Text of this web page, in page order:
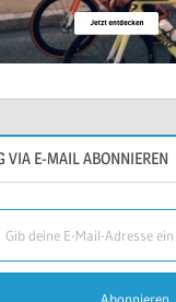
VIA E-MAIL ABONNIEREN
ein ...